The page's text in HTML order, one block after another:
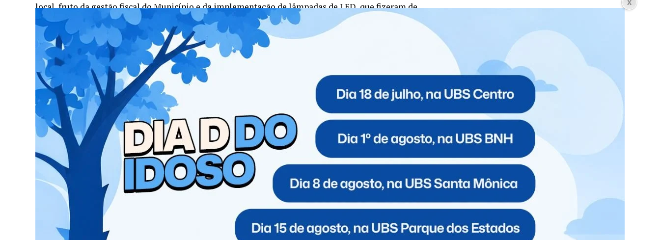
local, fruto da gestão fiscal do Município e da implementação de lâmpadas de LED, que fizeram de
Santa Terezinha de Itaipu a primeirado Paraná a ter 100% de sua iluminação pública com tecnologia
LED.
Segundo a Copel, a implantação do desconto nas faturas de energia ocorrerá em janeiro/2025.
Com a redução, os consumidores sentirão o desconto conforme tabela abaixo:
Aplicação da Tabela
Faixas de
Consumo (Kw/h)
ATUAL
Valor